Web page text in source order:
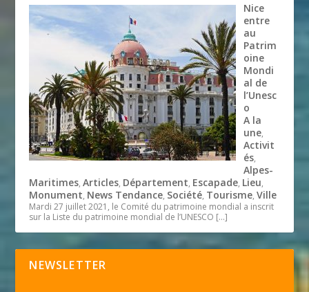
Nice
entre
au
Patrim
oine
Mondi
al de
l’Unesc
o
A la
une,
Activit
és,
Alpes-
Maritimes,Articles, Département, Escapade, Lieu,
Monument, News Tendance, Société, Tourisme,Ville
Mardi 27 juillet 2021, le Comité du patrimoine mondial a inscrit
sur la Liste du patrimoine mondial de l’UNESCO […]
NEWSLETTER